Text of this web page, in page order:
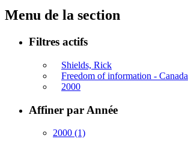
Menu de la section
Filtres actifs
Shields, Rick
Freedom of information - Canada
2000
Affiner par Année
2000 (1)